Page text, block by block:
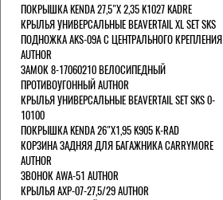
ПОКРЫШКА KENDA 27,5"Х 2,35 K1027 KADRE
КРЫЛЬЯ УНИВЕРСАЛЬНЫЕ BEAVERTAIL XL SET SKS
ПОДНОЖКА AKS-09A C ЦЕНТРАЛЬНОГО КРЕПЛЕНИЯ
AUTHOR
ЗАМОК 8-17060210 ВЕЛОСИПЕДНЫЙ
ПРОТИВОУГОННЫЙ AUTHOR
КРЫЛЬЯ УНИВЕРСАЛЬНЫЕ BEAVERTAIL SET SKS 0-
10100
ПОКРЫШКА KENDA 26"Х1,95 K905 K-RAD
КОРЗИНА ЗАДНЯЯ ДЛЯ БАГАЖНИКА CARRYMORE
AUTHOR
ЗВОНОК AWA-51 AUTHOR
КРЫЛЬЯ AXP-07-27,5/29 AUTHOR